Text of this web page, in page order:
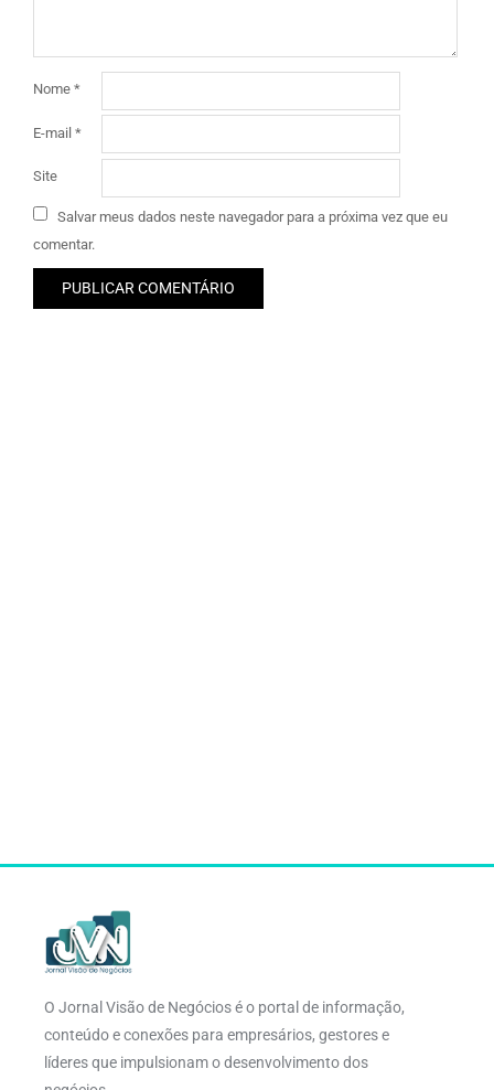
Nome *
E-mail *
Site
Salvar meus dados neste navegador para a próxima vez que eu
comentar.
O Jornal Visão de Negócios é o portal de informação,
conteúdo e conexões para empresários, gestores e
líderes que impulsionam o desenvolvimento dos